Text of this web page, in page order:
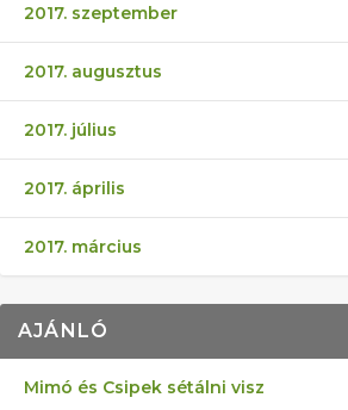
2017. szeptember
2017. augusztus
2017. július
2017. április
2017. március
AJÁNLÓ
Mimó és Csipek sétálni visz